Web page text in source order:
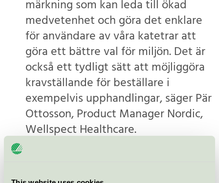
märkning som kan leda till ökad
medvetenhet och göra det enklare
för användare av våra katetrar att
göra ett bättre val för miljön. Det är
också ett tydligt sätt att möjliggöra
kravställande för beställare i
exempelvis upphandlingar, säger Pär
Ottosson, Product Manager Nordic,
Wellspect Healthcare.